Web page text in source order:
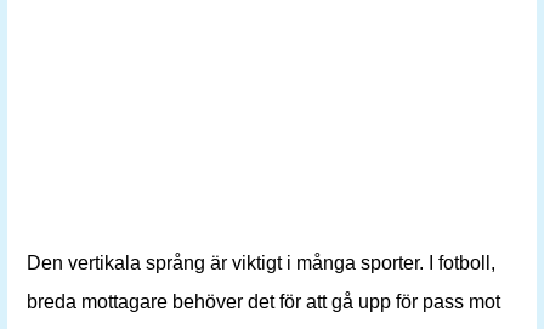
Den vertikala språng är viktigt i många sporter. I fotboll,
breda mottagare behöver det för att gå upp för pass mot